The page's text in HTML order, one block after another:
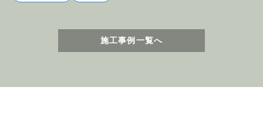
施工事例一覧へ